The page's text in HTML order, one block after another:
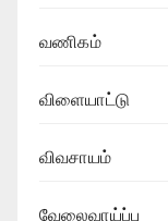
வணிகம்
விளையாட்டு
விவசாயம்
வேலைவாய்ப்பு